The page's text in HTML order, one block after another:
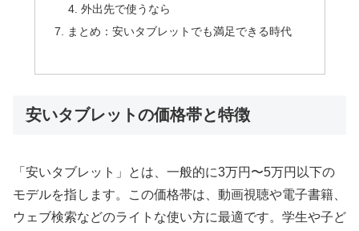
外出先で使うなら
まとめ：安いタブレットでも満足できる時代
安いタブレットの価格帯と特徴
「安いタブレット」とは、一般的に3万円〜5万円以下の
モデルを指します。この価格帯は、動画視聴や電子書籍、
ウェブ検索などのライトな使い方に最適です。学生や子ど